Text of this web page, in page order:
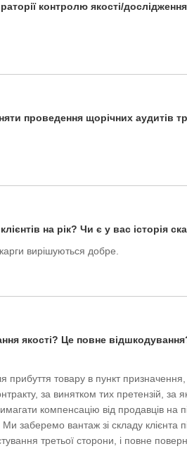
контролю якості/
проведення щорічних аудитів
на рік? Чи є у вас історія
вирішуються добре.
якості? Це повне
прибуття товару в пункт
за винятком тих претензій, за
компенсацію від продавців на
Ми заберемо вантаж зі складу
третьої сторони, і повне